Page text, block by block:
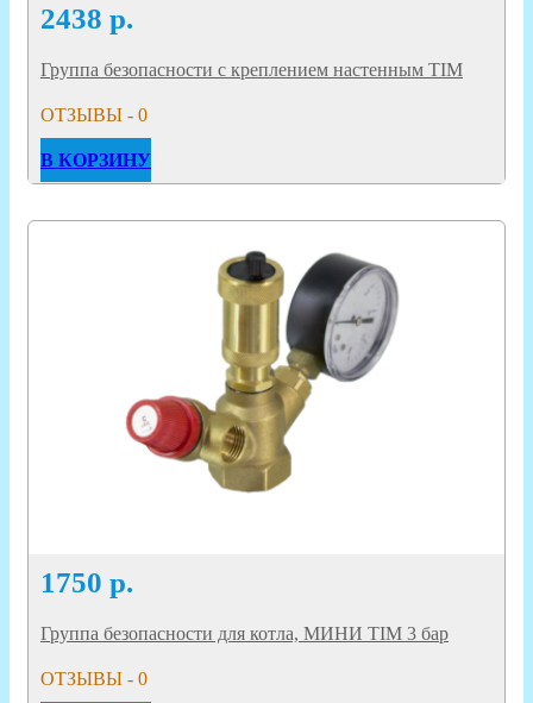
2438 р.
Группа безопасности с креплением настенным TIM
ОТЗЫВЫ - 0
В КОРЗИНУ
1750 р.
Группа безопасности для котла, МИНИ TIM 3 бар
ОТЗЫВЫ - 0